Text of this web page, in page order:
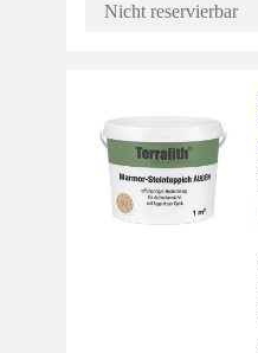
Nicht reservierbar